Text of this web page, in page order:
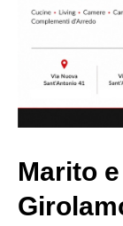
Marito